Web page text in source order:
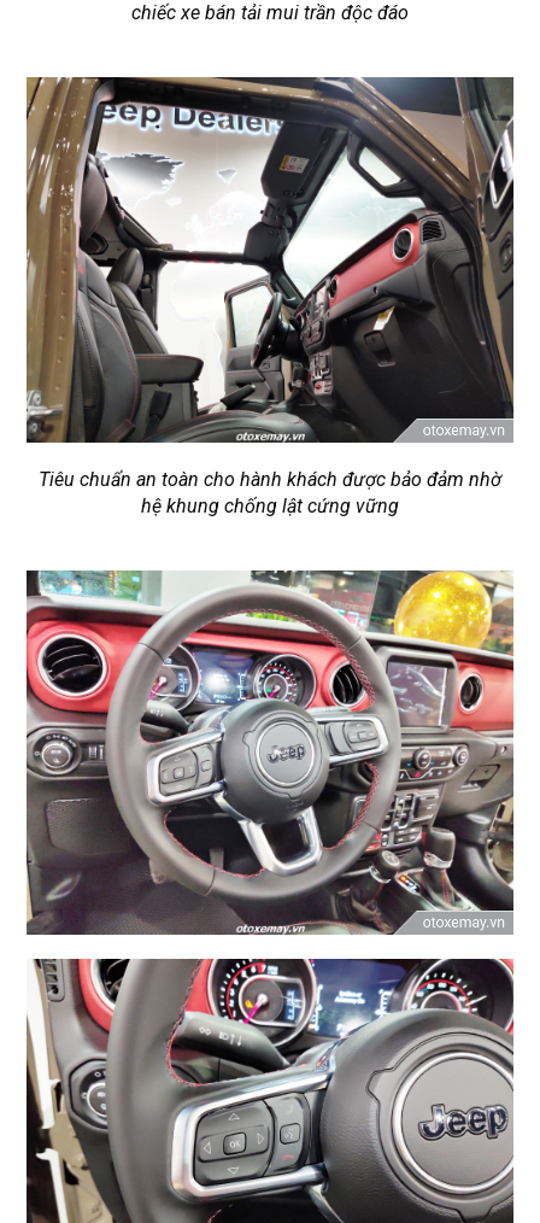
chiếc xe bán tải mui trần độc đáo
Tiêu chuẩn an toàn cho hành khách được bảo đảm nhờ
hệ khung chống lật cứng vững